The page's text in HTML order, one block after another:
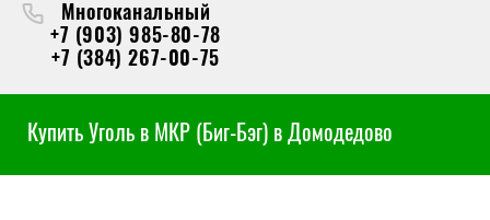
Многоканальный
+7 (903) 985-80-78
+7 (384) 267-00-75
Купить Уголь в МКР (Биг-Бэг) в Домодедово